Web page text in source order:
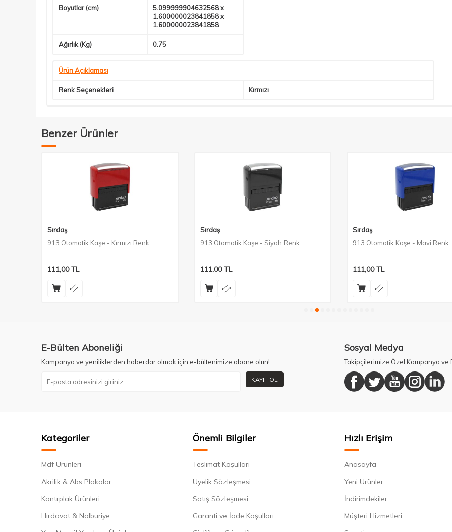
Boyutlar (cm)
5.099999904632568 x
1.600000023841858 x
1.600000023841858
Ağırlık (Kg) 0.75
Ürün Açıklaması
Renk Seçenekleri Kırmızı
Benzer Ürünler
Sırdaş
913 Otomatik Kaşe - Kırmızı Renk
111,00TL
Sırdaş
913 Otomatik Kaşe - Siyah Renk
111,00TL
Sırdaş
913 Otomatik Kaşe - Mavi Renk
111,00TL
E-Bülten Aboneliği
Kampanya ve yeniliklerden haberdar olmak için e-bültenimize abone olun!
KAYIT OL
Sosyal Medya
Takipçilerimize Özel Kampanya ve
Kategoriler
Mdf Ürünleri
Akrilik & Abs Plakalar
Kontrplak Ürünleri
Hırdavat & Nalburiye
Önemli Bilgiler
Teslimat Koşulları
Üyelik Sözleşmesi
Satış Sözleşmesi
Garanti ve İade Koşulları
Hızlı Erişim
Anasayfa
Yeni Ürünler
İndirimdekiler
Müşteri Hizmetleri